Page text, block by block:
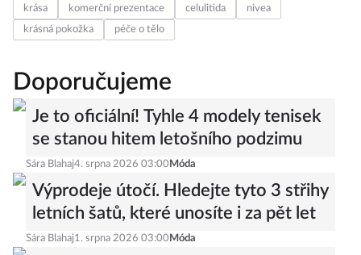
krása komerční prezentace celulitida
nivea
krásná pokožka
péče o tělo
Doporučujeme
Je to oficiální! Tyhle 4 modely tenisek
se stanou hitem letošního podzimu
Sára Blahaj4. srpna 2026 03:00 Móda
Výprodeje útočí. Hledejte tyto 3 střihy
letních šatů, které unosíte i za pět let
Sára Blahaj1. srpna 2026 03:00 Móda